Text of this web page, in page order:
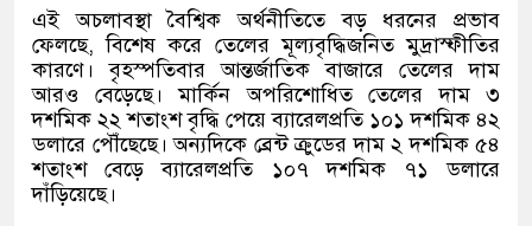
এই অচলাবস্থা বৈশ্বিক অর্থনীতিতে বড় ধরনের প্রভাব
ফেলছে, বিশেষ করে তেলের মূল্যবৃদ্ধিজনিত মুদ্রাস্ফীতির
কারণে। বৃহস্পতিবার আন্তর্জাতিক বাজারে তেলের দাম
আরও বেড়েছে। মার্কিন অপরিশোধিত তেলের দাম ৩
দশমিক ২২ শতাংশ বৃদ্ধি পেয়ে ব্যারেলপ্রতি ১০১ দশমিক ৪২
ডলারে পৌঁছেছে। অন্যদিকে ব্রেন্ট ক্রুডের দাম ২ দশমিক ৫৪
শতাংশ বেড়ে ব্যারেলপ্রতি ১০৭ দশমিক ৭১ ডলারে
দাঁড়িয়েছে।